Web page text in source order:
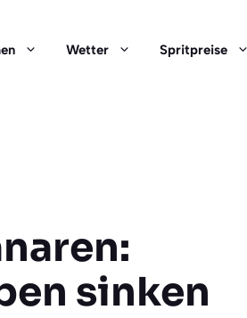
Wetter Spritpreise
sinken